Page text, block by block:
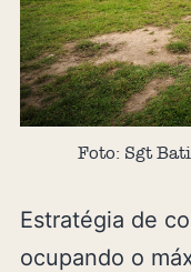
Foto: Sgt
Estratégia de
ocupando o